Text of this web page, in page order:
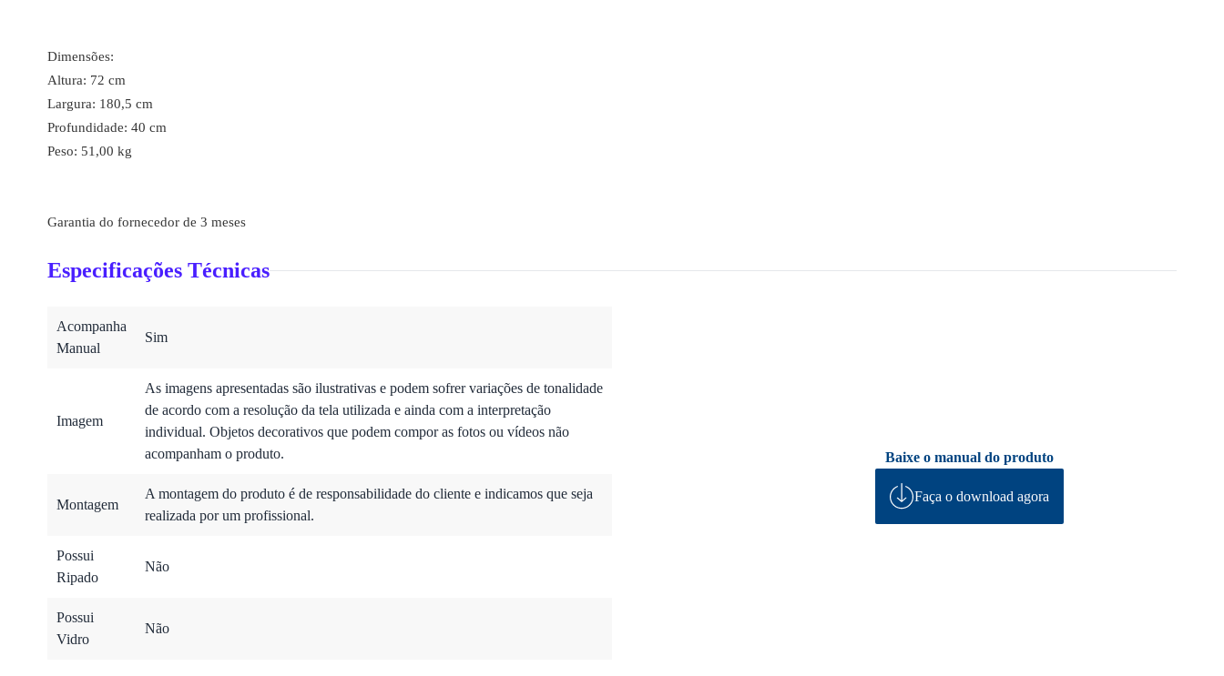
Dimensões:
Altura: 72 cm
Largura: 180,5 cm
Profundidade: 40 cm
Peso: 51,00 kg
Garantia do fornecedor de 3 meses
Especificações Técnicas
Acompanha
Manual
Sim
Imagem
As imagens apresentadas são ilustrativas e podem sofrer variações de tonalidade
de acordo com a resolução da tela utilizada e ainda com a interpretação
individual. Objetos decorativos que podem compor as fotos ou vídeos não
acompanham o produto.
Montagem
A montagem do produto é de responsabilidade do cliente e indicamos que seja
realizada por um profissional.
Possui
Ripado
Não
Possui
Vidro
Não
Baixe o manual do produto
Faça o download agora